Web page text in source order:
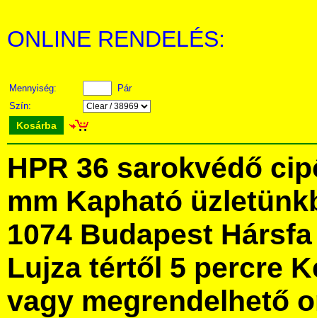
ONLINE RENDELÉS:
Mennyiség:
Pár
Szín:
Kosárba
HPR 36 sarokvédő
mm Kapható
1074 Budapest
Lujza tértől 5 percre
vagy megrendelhető